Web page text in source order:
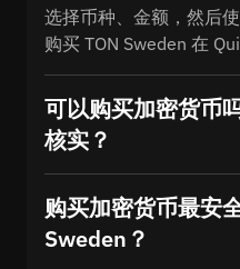
选择币种、金额，然后
购买 TON Sweden 在
可以购买加密货币
核实？
购买加密货币最安
Sweden？